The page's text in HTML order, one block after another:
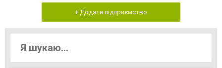
+ Додати підприємство